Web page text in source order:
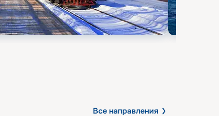
Все направления